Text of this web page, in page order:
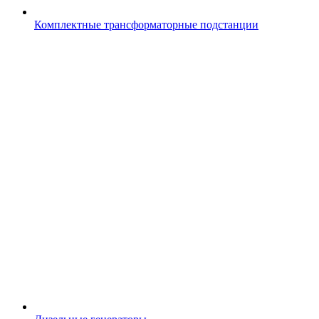
Комплектные трансформаторные подстанции